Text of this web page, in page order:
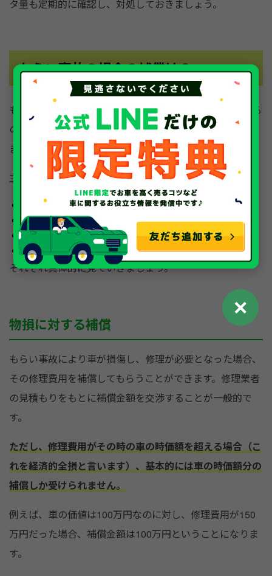
タ量も定期的に確認し、対処しておきましょう。
もらい事故の場合の補償は？
もらい事故の場合、被害者の過失は全くないとみなされる
ので、発生した損害額すべてを相手に請求することができ
ます。
主に補償される内容としては以下の4つがあります。
物損に対する補償
怪我や病気に対する補償
休業に対する補償
慰謝料
それぞれ具体的に見ていきましょう。
物損に対する補償
もらい事故により車が損傷し、修理が必要となった場合、
その修理費用を補償してもらうことができます。修理業者
の見積もりをもとに補償金額を交渉することが一般的で
す。
ただし、修理費用がその時の車の時価額を超える場合（こ
れを経済的全損と言います）、基本的には車の時価額分の
補償しか受けられません。
例えば、車の価値は100万円なのに対し、修理費用が150
万円だった場合、補償金額は100万円ということになりま
す。
✕